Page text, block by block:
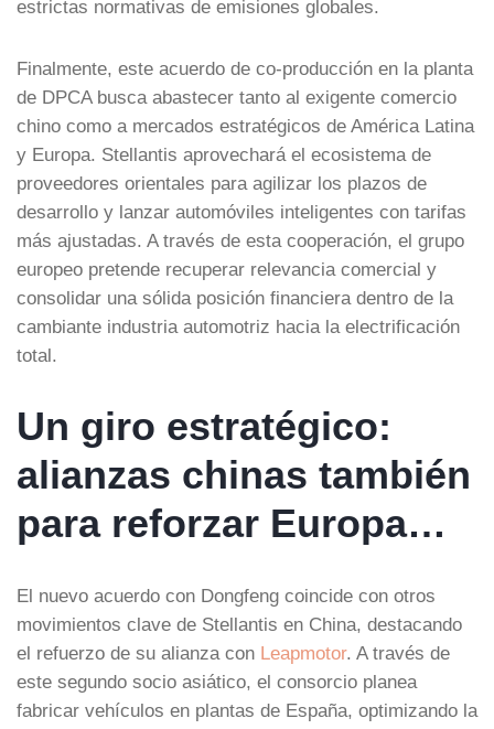
estrictas normativas de emisiones globales.
Finalmente, este acuerdo de co-producción en la planta
de DPCA busca abastecer tanto al exigente comercio
chino como a mercados estratégicos de América Latina
y Europa. Stellantis aprovechará el ecosistema de
proveedores orientales para agilizar los plazos de
desarrollo y lanzar automóviles inteligentes con tarifas
más ajustadas. A través de esta cooperación, el grupo
europeo pretende recuperar relevancia comercial y
consolidar una sólida posición financiera dentro de la
cambiante industria automotriz hacia la electrificación
total.
Un giro estratégico:
alianzas chinas también
para reforzar Europa…
El nuevo acuerdo con Dongfeng coincide con otros
movimientos clave de Stellantis en China, destacando
el refuerzo de su alianza con Leapmotor. A través de
este segundo socio asiático, el consorcio planea
fabricar vehículos en plantas de España, optimizando la